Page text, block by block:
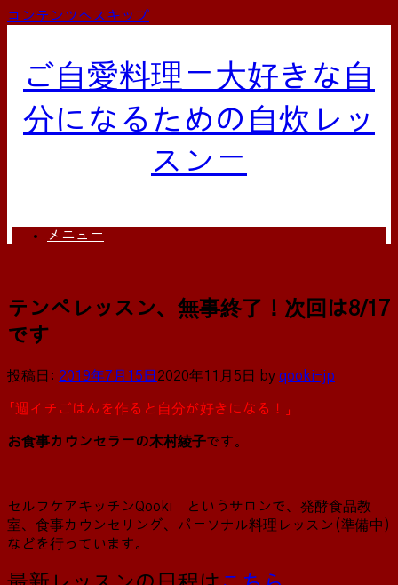
コンテンツへスキップ
ご自愛料理ー大好きな自
分になるための自炊レッ
スンー
メニュー
テンペレッスン、無事終了！次回は8/17
です
投稿日: 2019年7月15日 2020年11月5日 by qooki-jp
「週イチごはんを作ると自分が好きになる！」
お食事カウンセラーの木村綾子です。
セルフケアキッチンQooki というサロンで、発酵食品教
室、食事カウンセリング、パーソナル料理レッスン(準備中)
などを行っています。